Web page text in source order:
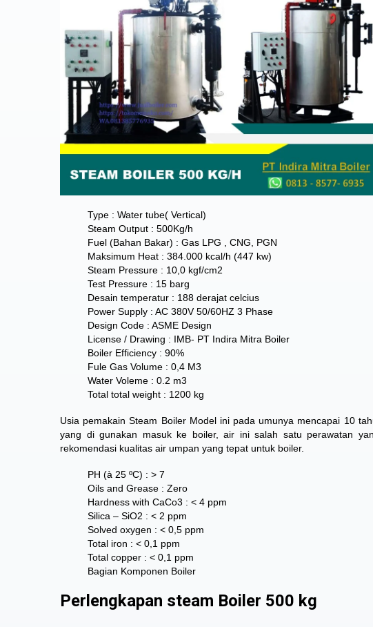
Type : Water tube( Vertical)
Steam Output : 500Kg/h
Fuel (Bahan Bakar) : Gas LPG , CNG, PGN
Maksimum Heat : 384.000 kcal/h (447 kw)
Steam Pressure : 10,0 kgf/cm2
Test Pressure : 15 barg
Desain temperatur : 188 derajat celcius
Power Supply : AC 380V 50/60HZ 3 Phase
Design Code : ASME Design
License / Drawing : IMB- PT Indira Mitra Boiler
Boiler Efficiency : 90%
Fule Gas Volume : 0,4 M3
Water Voleme : 0.2 m3
Total total weight : 1200 kg
Usia pemakain Steam Boiler Model ini pada umunya mencapai 10
yang di gunakan masuk ke boiler, air ini salah satu perawatan
rekomendasi kualitas air umpan yang tepat untuk boiler.
PH (à 25 ºC) : > 7
Oils and Grease : Zero
Hardness with CaCo3 : < 4 ppm
Silica – SiO2 : < 2 ppm
Solved oxygen : < 0,5 ppm
Total iron : < 0,1 ppm
Total copper : < 0,1 ppm
Bagian Komponen Boiler
Perlengkapan steam Boiler 500 kg